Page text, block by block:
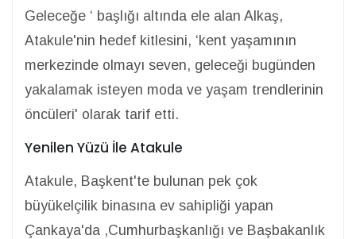
Geleceğe ‘ başlığı altında ele alan Alkaş,
Atakule'nin hedef kitlesini, ‘kent yaşamının
merkezinde olmayı seven, geleceği bugünden
yakalamak isteyen moda ve yaşam trendlerinin
öncüleri' olarak tarif etti.
Yenilen Yüzü İle Atakule
Atakule, Başkent'te bulunan pek çok
büyükelçilik binasına ev sahipliği yapan
Çankaya'da ,Cumhurbaşkanlığı ve Başbakanlık